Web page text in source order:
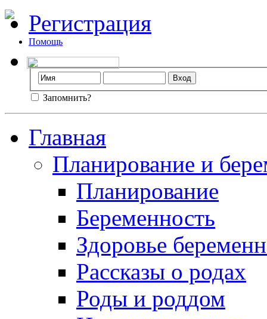
Регистрация
Помощь
Запомнить?
Главная
Планирование и
Планирование
Беременность
Здоровье
Рассказы о родах
Роды и роддом